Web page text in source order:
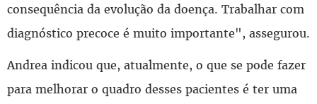
consequência da evolução da doença. Trabalhar com
diagnóstico precoce é muito importante", assegurou.
Andrea indicou que, atualmente, o que se pode fazer
para melhorar o quadro desses pacientes é ter uma